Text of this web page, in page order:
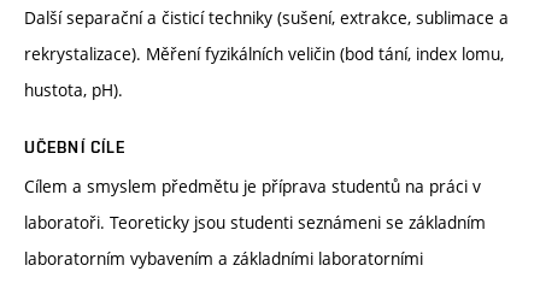
Další separační a čisticí techniky (sušení, extrakce, sublimace a
rekrystalizace). Měření fyzikálních veličin (bod tání, index lomu,
hustota, pH).
UČEBNÍ CÍLE
Cílem a smyslem předmětu je příprava studentů na práci v
laboratoři. Teoreticky jsou studenti seznámeni se základním
laboratorním vybavením a základními laboratorními